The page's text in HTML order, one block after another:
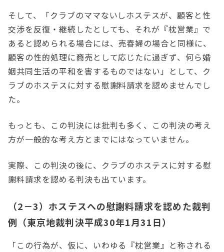
そして、「クラブのママないしホステスが、顧客と性
交渉を反復・継続したとしても、それが『枕営業』で
あると認められる場合には、売春婦の場合と同様に、
顧客の性的処理に商売として応じたに過ぎず、何ら婚
姻共同生活の平和を害するものではない」として、ク
ラブのホステスに対する慰謝料請求を認めませんでし
た。
もっとも、この判決には批判も多く、この判決の考え
方が一般的な考え方とまでにはなっていません。
実際、この判決の後に、クラブのホステスに対する慰
謝料請求を認める判決も出ています。
（2－3）ホステスへの慰謝料請求を認めた裁判
例（東京地裁判決平成30年1月31日）
「この行為が、仮に、いわゆる『枕営業』と称される